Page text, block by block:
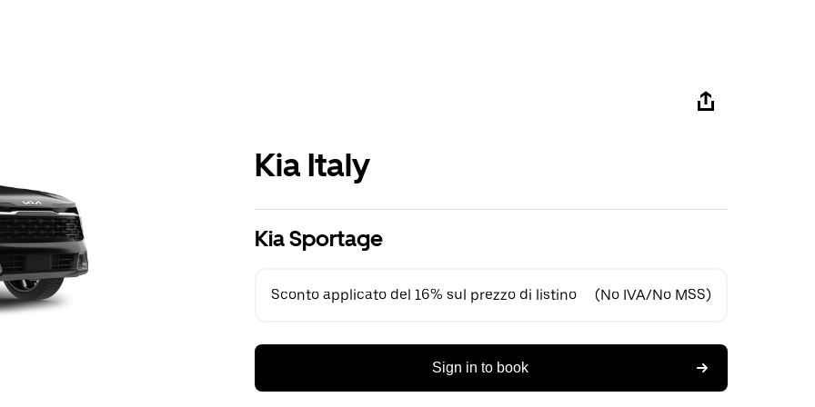
Kia Italy
Kia Sportage
Sconto applicato del 16% sul prezzo di listino (No IVA/No MSS)
Sign in to book